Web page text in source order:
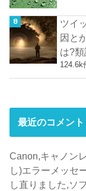
ツイ
因と
は?
124.6k
最近のコメント
Canon,キャノン
し)エラーメッセ
し直りました,ソ